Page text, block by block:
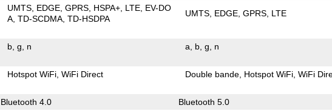
UMTS EDGE GPRS HSPA+ LTE EV-DO
A TD-SCDMA TD-HSDPA
UMTS EDGE GPRS LTE
b g n a b g n
Hotspot WiFi WiFi Direct Double bande Hotspot WiFi WiFi
Bluetooth 4.0 Bluetooth 5.0